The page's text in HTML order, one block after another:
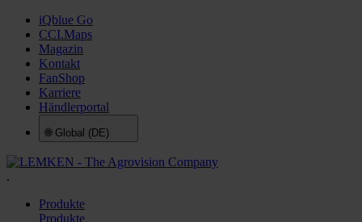
iQblue Go
CCI.Maps
Magazin
Kontakt
FanShop
Karriere
Händlerportal
🌐 Global (DE)
.
Produkte
Produkte